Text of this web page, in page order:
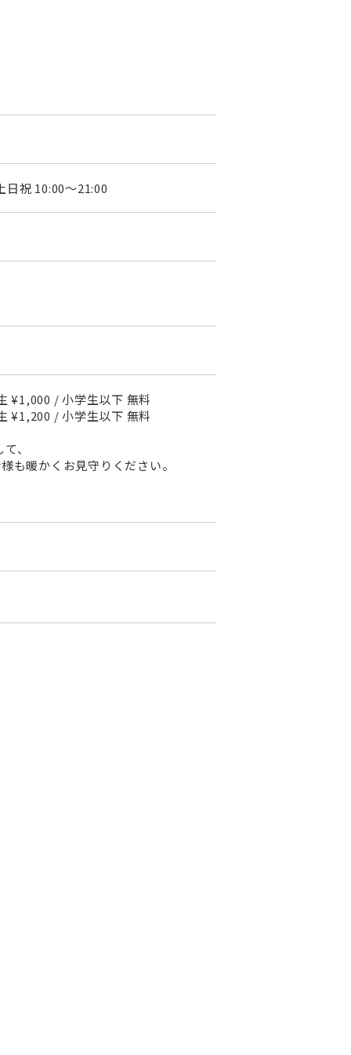
祝 10:00～21:00
¥1,000 / 小学生以下 無料
¥1,200 / 小学生以下 無料
、
も暖かくお見守りください。